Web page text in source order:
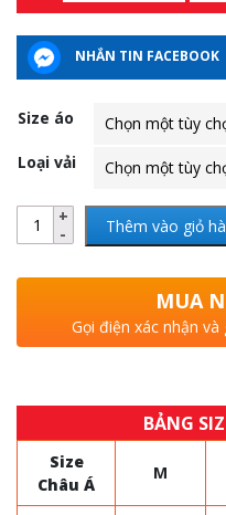
NHẮN TIN FACEBOOK
Size áo
Loại vải
Thêm vào giỏ
MUA
Gọi điện xác nhận
BẢNG
Size
Châu Á
M